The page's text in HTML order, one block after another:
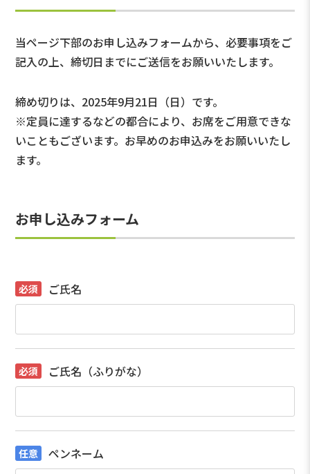
当ページ下部のお申し込みフォームから、必要事項をご
記入の上、締切日までにご送信をお願いいたします。
締め切りは、2025年9月21日（日）です。
※定員に達するなどの都合により、お席をご用意できな
いこともございます。お早めのお申込みをお願いいたし
ます。
お申し込みフォーム
ご氏名
ご氏名（ふりがな）
ペンネーム